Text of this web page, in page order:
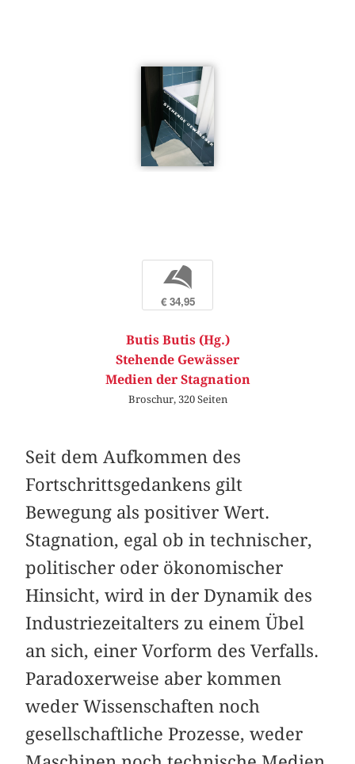
b
€ 34,95
Butis Butis (Hg.)
Stehende Gewässer
Medien der Stagnation
Broschur, 320 Seiten
Seit dem Aufkommen des
Fortschrittsgedankens gilt
Bewegung als positiver Wert.
Stagnation, egal ob in technischer,
politischer oder ökonomischer
Hinsicht, wird in der Dynamik des
Industriezeitalters zu einem Übel
an sich, einer Vorform des Verfalls.
Paradoxerweise aber kommen
weder Wissenschaften noch
gesellschaftliche Prozesse, weder